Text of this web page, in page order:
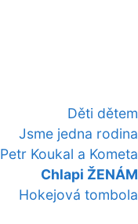
Děti dětem
Jsme jedna rodina
Petr Koukal a Kometa
Chlapi ŽENÁM
Hokejová tombola